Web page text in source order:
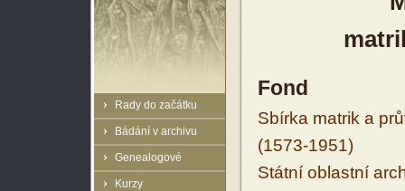
Rady do začátku
Bádání v archivu
Genealogové
Kurzy
Fond
Sbírka matrik a
(1573-1951)
Státní oblastní